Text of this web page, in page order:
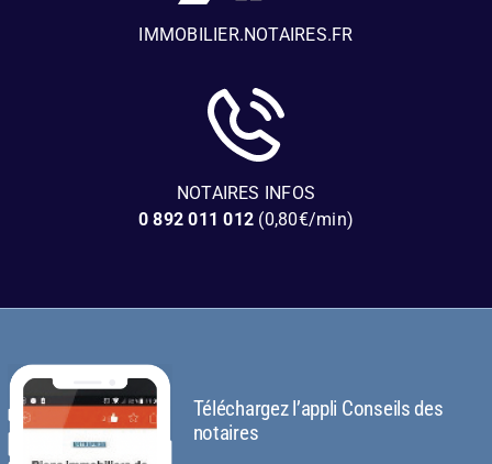
IMMOBILIER.NOTAIRES.FR
NOTAIRES INFOS
0 892 011 012 (0,80€/min)
Téléchargez l’appli Conseils des
notaires